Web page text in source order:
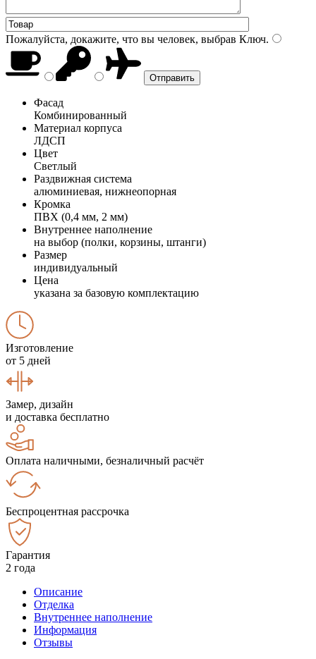
Пожалуйста, докажите, что вы человек, выбрав Ключ.
Фасад
Комбинированный
Материал корпуса
ЛДСП
Цвет
Светлый
Раздвижная система
алюминиевая, нижнеопорная
Кромка
ПВХ (0,4 мм, 2 мм)
Внутреннее наполнение
на выбор (полки, корзины, штанги)
Размер
индивидуальный
Цена
указана за базовую комплектацию
Изготовление
от 5 дней
Замер, дизайн
и доставка бесплатно
Оплата наличными, безналичный расчёт
Беспроцентная рассрочка
Гарантия
2 года
Описание
Отделка
Внутреннее наполнение
Информация
Отзывы